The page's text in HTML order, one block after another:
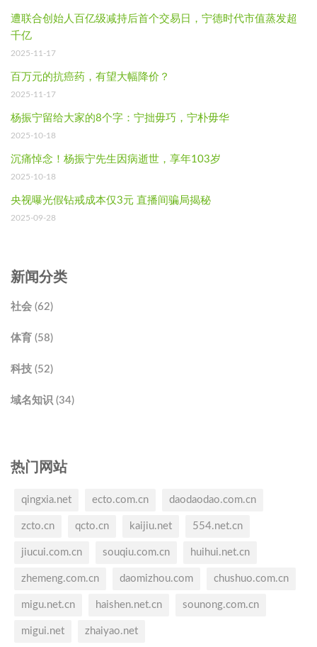
遭联合创始人百亿级减持后首个交易日，宁德时代市值蒸发超
千亿
2025-11-17
百万元的抗癌药，有望大幅降价？
2025-11-17
杨振宁留给大家的8个字：宁拙毋巧，宁朴毋华
2025-10-18
沉痛悼念！杨振宁先生因病逝世，享年103岁
2025-10-18
央视曝光假钻戒成本仅3元 直播间骗局揭秘
2025-09-28
新闻分类
社会 (62)
体育 (58)
科技 (52)
域名知识 (34)
热门网站
qingxia.net ecto.com.cn daodaodao.com.cn
zcto.cn qcto.cn kaijiu.net 554.net.cn
jiucui.com.cn souqiu.com.cn huihui.net.cn
zhemeng.com.cn daomizhou.com chushuo.com.cn
migu.net.cn haishen.net.cn sounong.com.cn
migui.net zhaiyao.net